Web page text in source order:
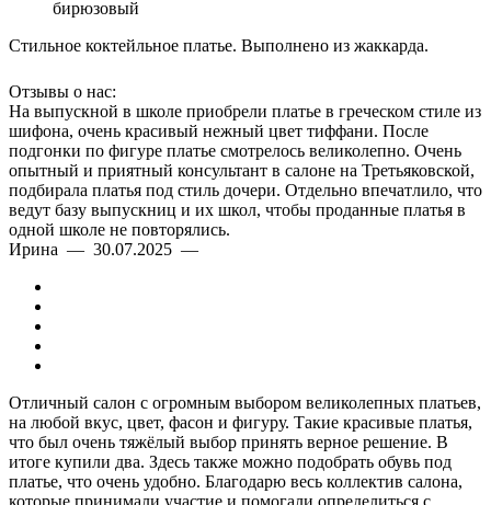
бирюзовый
Стильное коктейльное платье. Выполнено из жаккарда.
Отзывы о нас:
На выпускной в школе приобрели платье в греческом стиле из
шифона, очень красивый нежный цвет тиффани. После
подгонки по фигуре платье смотрелось великолепно. Очень
опытный и приятный консультант в салоне на Третьяковской,
подбирала платья под стиль дочери. Отдельно впечатлило, что
ведут базу выпускниц и их школ, чтобы проданные платья в
одной школе не повторялись.
Ирина — 30.07.2025 —
Отличный салон с огромным выбором великолепных платьев,
на любой вкус, цвет, фасон и фигуру. Такие красивые платья,
что был очень тяжёлый выбор принять верное решение. В
итоге купили два. Здесь также можно подобрать обувь под
платье, что очень удобно. Благодарю весь коллектив салона,
которые принимали участие и помогали определиться с